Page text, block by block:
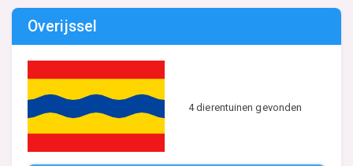
Overijssel
4 dierentuinen gevonden